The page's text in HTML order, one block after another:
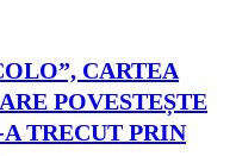
CARTEA
POVESTEȘTE
TRECUT PRIN